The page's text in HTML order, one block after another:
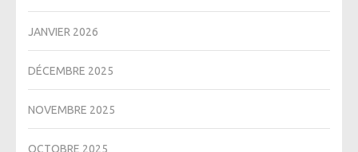
JANVIER 2026
DÉCEMBRE 2025
NOVEMBRE 2025
OCTOBRE 2025